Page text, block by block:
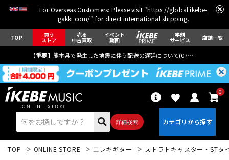
For Overseas Customers: Please visit "https://global.ikebe-
gakki.com/" for direct international shipping.
TOP 買う
ストア
売る
中古買取
イベント
動画
学割
サービス 店舗一覧
【重要】熊本県で発生した地震に伴う配送の遅延について(07月29日
詳細検索
0
TOP ONLINE STORE エレキギター ストラトキャスター・STタ